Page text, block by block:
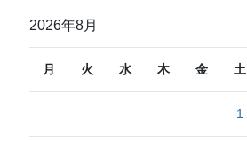
リ
2026年8月
月 火 水 木 金 土
1